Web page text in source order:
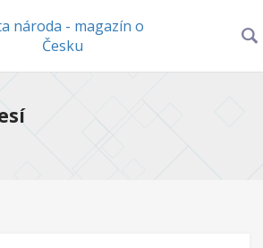
národa - magazín o
Česku